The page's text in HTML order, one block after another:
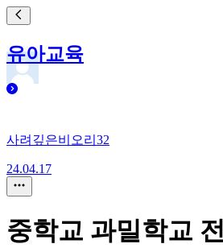
유아교육
사려깊은비오리32
24.04.17
중학교 과밀학교